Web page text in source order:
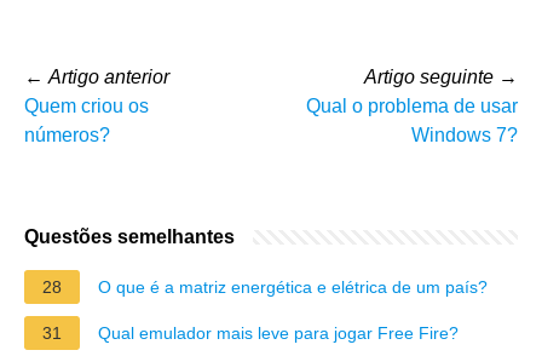
← Artigo anterior
Quem criou os
números?
Artigo seguinte →
Qual o problema de usar
Windows 7?
Questões semelhantes
28 O que é a matriz energética e elétrica de um país?
31 Qual emulador mais leve para jogar Free Fire?